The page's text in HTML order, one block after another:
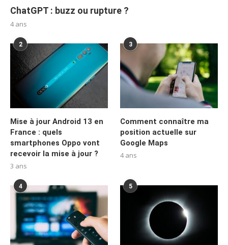
ChatGPT : buzz ou rupture ?
4 ans
2
Mise à jour Android 13 en
France : quels
smartphones Oppo vont
recevoir la mise à jour ?
3 ans
3
Comment connaître ma
position actuelle sur
Google Maps
4 ans
4 5